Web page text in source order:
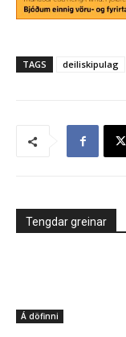
TAGS deiliskipulag
Tengdar greinar
Á döfinni